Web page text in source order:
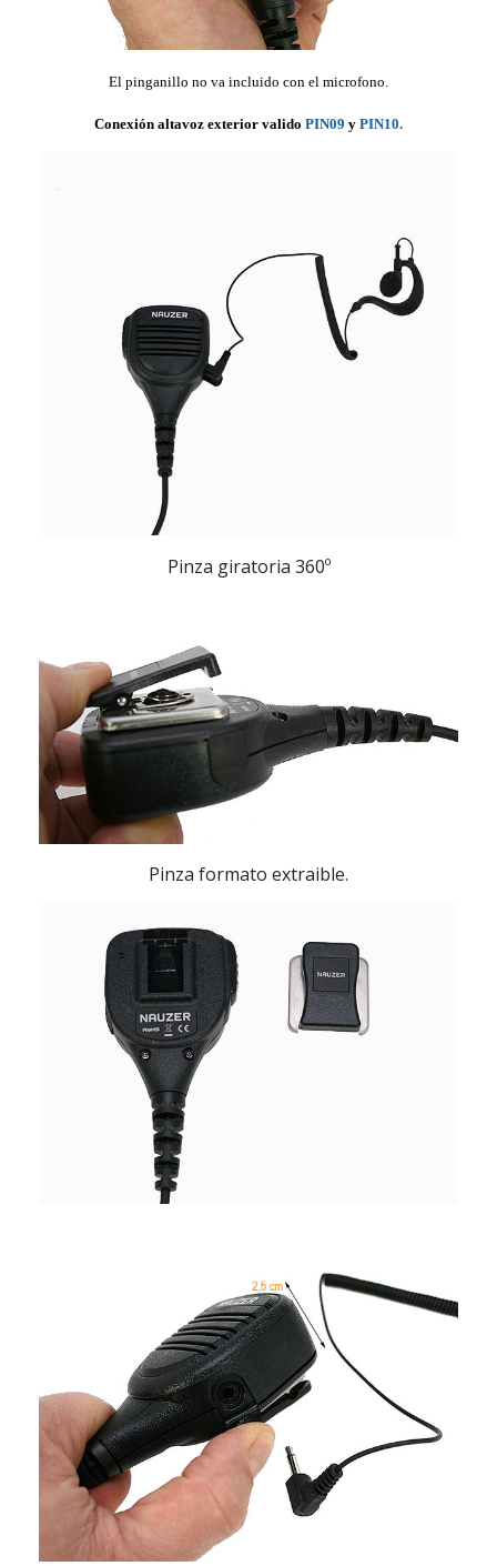
El pinganillo no va incluido con el microfono.
Conexión altavoz exterior valido PIN09 y PIN10.
Pinza giratoria 360º
Pinza formato extraible.